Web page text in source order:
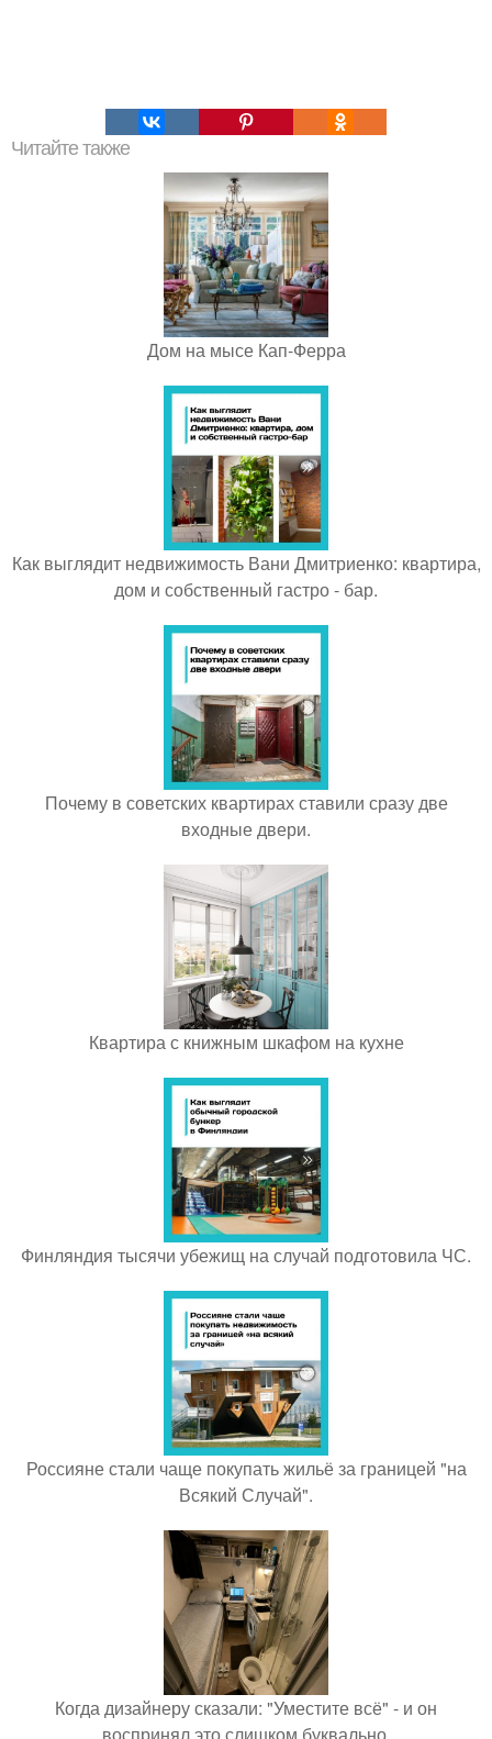
Читайте также
Дом на мысе Кап-Ферра
Как выглядит недвижимость Вани Дмитриенко: квартира,
дом и собственный гастро - бар.
Почему в советских квартирах ставили сразу две
входные двери.
Квартира с книжным шкафом на кухне
Финляндия тысячи убежищ на случай подготовила ЧС.
Россияне стали чаще покупать жильё за границей "на
Всякий Случай".
Когда дизайнеру сказали: "Уместите всё" - и он
воспринял это слишком буквально.